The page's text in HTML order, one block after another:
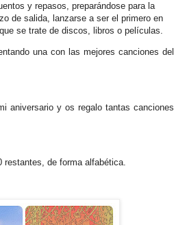
y repasos, preparándose para la
de salida, lanzarse a ser el primero en
se trate de discos, libros o películas.
una con las mejores canciones del
aniversario y os regalo tantas canciones
restantes, de forma alfabética.